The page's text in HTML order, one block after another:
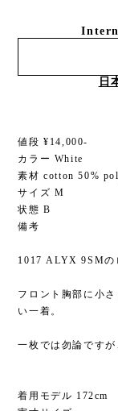
日
値段 ¥14,000-
カラー White
素材 cotton 50%
サイズ M
状態 B
備考
1017 ALYX 9SMの
フロント胸部に小
い一着。
一枚では勿論です
着用モデル 172cm